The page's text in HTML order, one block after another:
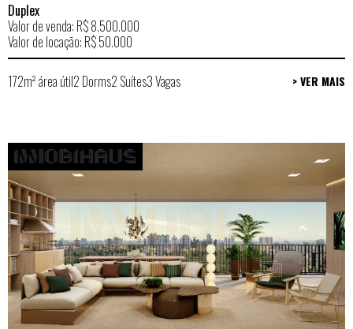
Duplex
Valor de venda: R$ 8.500.000
Valor de locação: R$ 50.000
172m² área útil2 Dorms2 Suítes3 Vagas > VER MAIS